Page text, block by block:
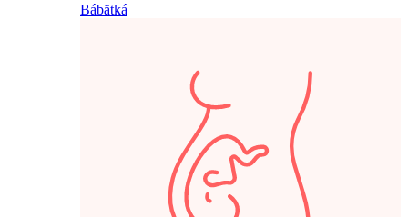
Bábätká